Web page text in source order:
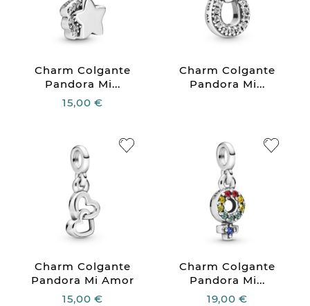
Charm Colgante
Pandora Mi...
15,00 €
Charm Colgante
Pandora Mi...
Charm Colgante
Pandora Mi Amor
15,00 €
Charm Colgante
Pandora Mi...
19,00 €